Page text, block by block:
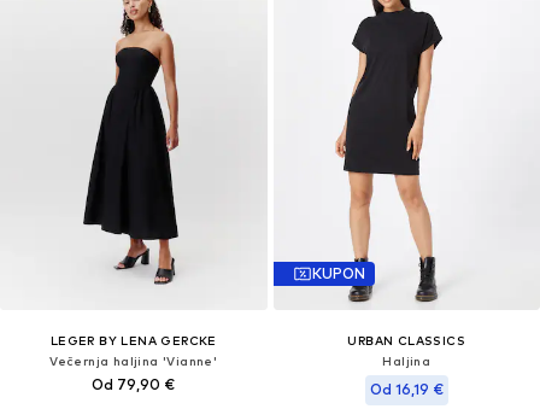
LEGER BY LENA GERCKE
Večernja haljina 'Vianne'
Od 79,90 €
KUPON
URBAN CLASSICS
Haljina
Od 16,19 €